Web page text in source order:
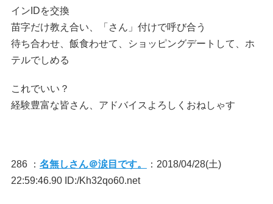
インIDを交換
苗字だけ教え合い、「さん」付けで呼び合う
待ち合わせ、飯食わせて、ショッピングデートして、ホ
テルでしめる
これでいい？
経験豊富な皆さん、アドバイスよろしくおねしゃす
286 ： 名無しさん＠涙目です。
：2018/04/28(土)
22:59:46.90 ID:/Kh32qo60.net